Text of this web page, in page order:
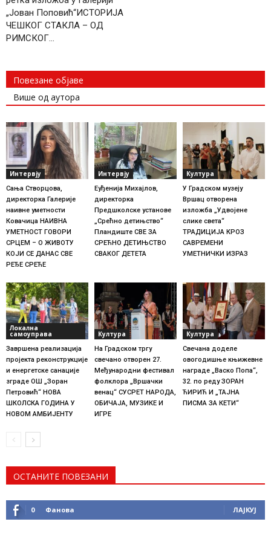
„Јован Поповић“ИСТОРИЈА
ЧЕШКОГ СТАКЛА – ОД
РИМСКОГ…
Повезане објаве
Више од аутора
Интервју
Сања Створцова,
директорка Галерије
наивне уметности
Ковачица НАИВНА
УМЕТНОСТ ГОВОРИ
СРЦЕМ – О ЖИВОТУ
КОЈИ СЕ ДАНАС СВЕ
РЕЂЕ СРЕЋЕ
Интервју
Еуђенија Михајлов,
директорка
Предшколске установе
„Срећно детињство“
Пландиште СВЕ ЗА
СРЕЋНО ДЕТИЊСТВО
СВАКОГ ДЕТЕТА
Култура
У Градском музеју
Вршац отворена
изложба „Удвојене
слике света“
ТРАДИЦИЈА КРОЗ
САВРЕМЕНИ
УМЕТНИЧКИ ИЗРАЗ
Локална
самоуправа
Завршена реализација
пројекта реконструкције
и енергетске санације
зграде ОШ „Зоран
Петровић“ НОВА
ШКОЛСКА ГОДИНА У
НОВОМ АМБИЈЕНТУ
Култура
На Градском тргу
свечано отворен 27.
Међународни фестивал
фолклора „Вршачки
венац“ СУСРЕТ НАРОДА,
ОБИЧАЈА, МУЗИКЕ И
ИГРЕ
Култура
Свечана доделе
овогодишње књижевне
награде „Васко Попа“,
32. по реду ЗОРАН
ЋИРИЋ И „ТАЈНА
ПИСМА ЗА КЕТИ“
ОСТАНИТЕ ПОВЕЗАНИ
0 Фанова ЛАЈКУЈ